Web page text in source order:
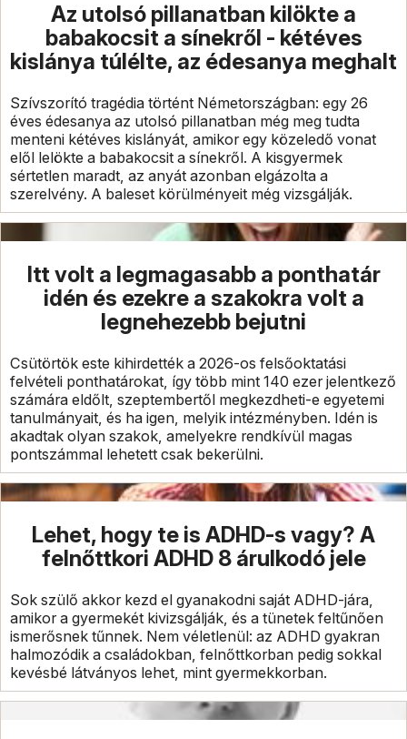
Az utolsó pillanatban kilökte a
babakocsit a sínekről - kétéves
kislánya túlélte, az édesanya meghalt
Szívszorító tragédia történt Németországban: egy 26
éves édesanya az utolsó pillanatban még meg tudta
menteni kétéves kislányát, amikor egy közeledő vonat
elől lelökte a babakocsit a sínekről. A kisgyermek
sértetlen maradt, az anyát azonban elgázolta a
szerelvény. A baleset körülményeit még vizsgálják.
Itt volt a legmagasabb a ponthatár
idén és ezekre a szakokra volt a
legnehezebb bejutni
Csütörtök este kihirdették a 2026-os felsőoktatási
felvételi ponthatárokat, így több mint 140 ezer jelentkező
számára eldőlt, szeptembertől megkezdheti-e egyetemi
tanulmányait, és ha igen, melyik intézményben. Idén is
akadtak olyan szakok, amelyekre rendkívül magas
pontszámmal lehetett csak bekerülni.
Lehet, hogy te is ADHD-s vagy? A
felnőttkori ADHD 8 árulkodó jele
Sok szülő akkor kezd el gyanakodni saját ADHD-jára,
amikor a gyermekét kivizsgálják, és a tünetek feltűnően
ismerősnek tűnnek. Nem véletlenül: az ADHD gyakran
halmozódik a családokban, felnőttkorban pedig sokkal
kevésbé látványos lehet, mint gyermekkorban.